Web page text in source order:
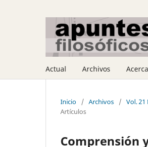
Actual Archivos
Inicio / Archivos / Vol.
Artículos
Comprensión